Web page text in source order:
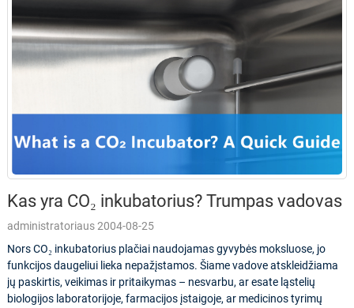
Kas yra CO₂ inkubatorius? Trumpas vadovas
administratoriaus 2004-08-25
Nors CO₂ inkubatorius plačiai naudojamas gyvybės moksluose, jo
funkcijos daugeliui lieka nepažįstamos. Šiame vadove atskleidžiama
jų paskirtis, veikimas ir pritaikymas – nesvarbu, ar esate ląstelių
biologijos laboratorijoje, farmacijos įstaigoje, ar medicinos tyrimų